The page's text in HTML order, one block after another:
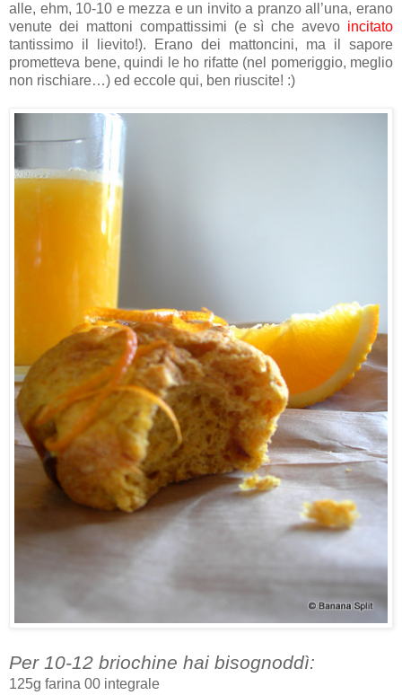
alle, ehm, 10-10 e mezza e un invito a pranzo all’una, erano
venute dei mattoni compattissimi (e sì che avevo incitato
tantissimo il lievito!). Erano dei mattoncini, ma il sapore
prometteva bene, quindi le ho rifatte (nel pomeriggio, meglio
non rischiare…) ed eccole qui, ben riuscite! :)
Per 10-12 briochine hai bisognoddì:
125g farina 00 integrale